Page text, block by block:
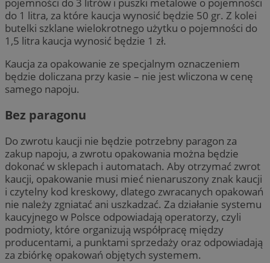
do 1 litra, za które kaucja wynosić będzie 50 gr. Z kolei
butelki szklane wielokrotnego użytku o pojemności do
1,5 litra kaucja wynosić będzie 1 zł.
Kaucja za opakowanie ze specjalnym oznaczeniem
będzie doliczana przy kasie – nie jest wliczona w cenę
samego napoju.
Bez paragonu
Do zwrotu kaucji nie będzie potrzebny paragon za
zakup napoju, a zwrotu opakowania można będzie
dokonać w sklepach i automatach. Aby otrzymać zwrot
kaucji, opakowanie musi mieć nienaruszony znak kaucji
i czytelny kod kreskowy, dlatego zwracanych opakowań
nie należy zgniatać ani uszkadzać. Za działanie systemu
kaucyjnego w Polsce odpowiadają operatorzy, czyli
podmioty, które organizują współpracę między
producentami, a punktami sprzedaży oraz odpowiadają
za zbiórkę opakowań objętych systemem.